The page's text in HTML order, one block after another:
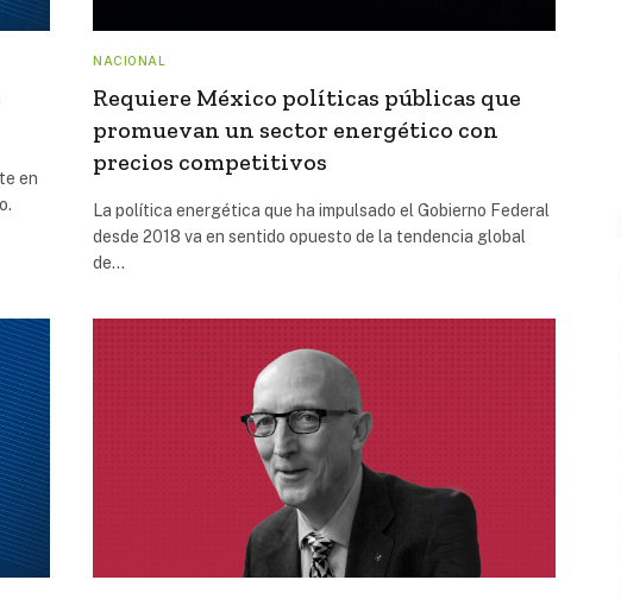
en
NACIONAL
Requiere México políticas públicas que
promuevan un sector energético con
precios competitivos
La política energética que ha impulsado el Gobierno Federal
desde 2018 va en sentido opuesto de la tendencia global
de…